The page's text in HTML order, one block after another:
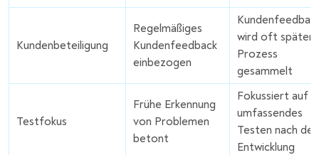
Kundenbeteiligung
Regelmäßiges
Kundenfeedback
einbezogen
wird oft später
Prozess
gesammelt
Testfokus
Frühe Erkennung
von Problemen
betont
Fokussiert auf
umfassendes
Testen nach der
Entwicklung